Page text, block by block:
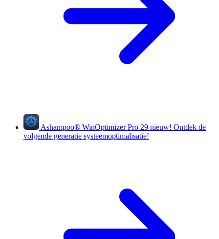
Ashampoo® WinOptimizer Pro 29 nieuw! Ontdek de
volgende generatie systeemoptimalisatie!